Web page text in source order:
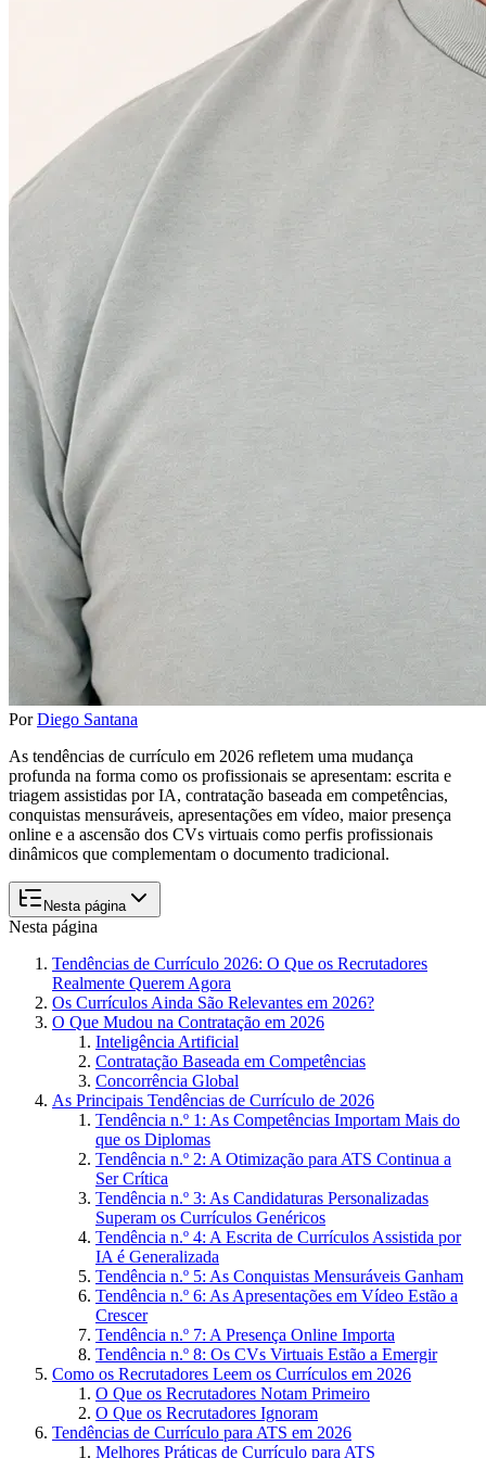
PorDiego Santana
As tendências de currículo em 2026 refletem uma mudança
profunda na forma como os profissionais se apresentam: escrita e
triagem assistidas por IA, contratação baseada em competências,
conquistas mensuráveis, apresentações em vídeo, maior presença
online e a ascensão dos CVs virtuais como perfis profissionais
dinâmicos que complementam o documento tradicional.
Nesta página
Nesta página
Tendências de Currículo 2026: O Que os Recrutadores
Realmente Querem Agora
Os Currículos Ainda São Relevantes em 2026?
O Que Mudou na Contratação em 2026
Inteligência Artificial
Contratação Baseada em Competências
Concorrência Global
As Principais Tendências de Currículo de 2026
Tendência n.º 1: As Competências Importam Mais do
que os Diplomas
Tendência n.º 2: A Otimização para ATS Continua a
Ser Crítica
Tendência n.º 3: As Candidaturas Personalizadas
Superam os Currículos Genéricos
Tendência n.º 4: A Escrita de Currículos Assistida por
IA é Generalizada
Tendência n.º 5: As Conquistas Mensuráveis Ganham
Tendência n.º 6: As Apresentações em Vídeo Estão a
Crescer
Tendência n.º 7: A Presença Online Importa
Tendência n.º 8: Os CVs Virtuais Estão a Emergir
Como os Recrutadores Leem os Currículos em 2026
O Que os Recrutadores Notam Primeiro
O Que os Recrutadores Ignoram
Tendências de Currículo para ATS em 2026
Melhores Práticas de Currículo para ATS